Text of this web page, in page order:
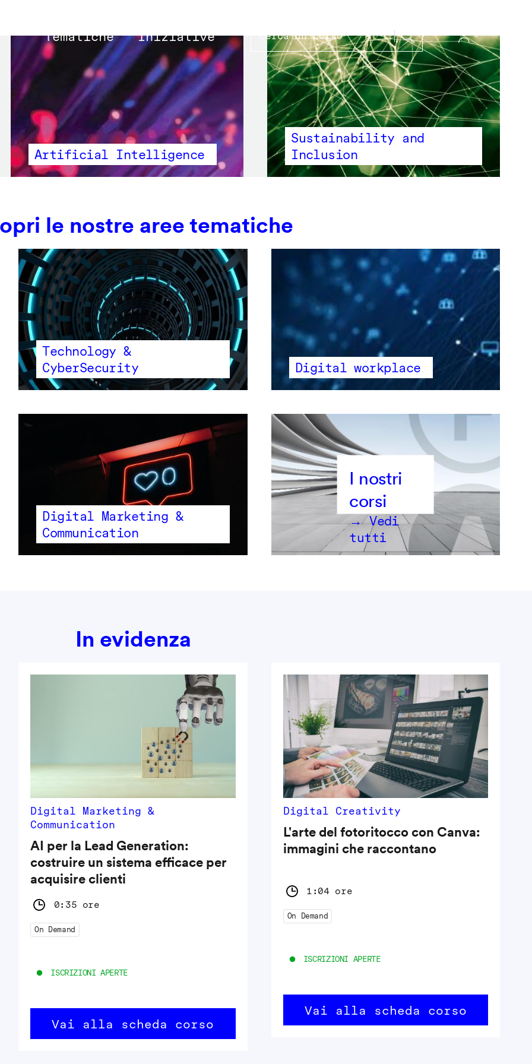
Main
navigation
Tematiche Iniziative
Artificial Intelligence
Sustainability and
Inclusion
le nostre aree tematiche
Technology &
CyberSecurity
Digital workplace
Digital Marketing &
Communication
→ Vedi
tutti
In evidenza
Digital Marketing &
Communication
AI per la Lead Generation:
costruire un sistema efficace per
acquisire clienti
0:35 ore
On Demand
ISCRIZIONI APERTE
Vai alla scheda corso
Digital Creativity
L'arte del fotoritocco con Canva:
immagini che raccontano
1:04 ore
On Demand
ISCRIZIONI APERTE
Vai alla scheda corso